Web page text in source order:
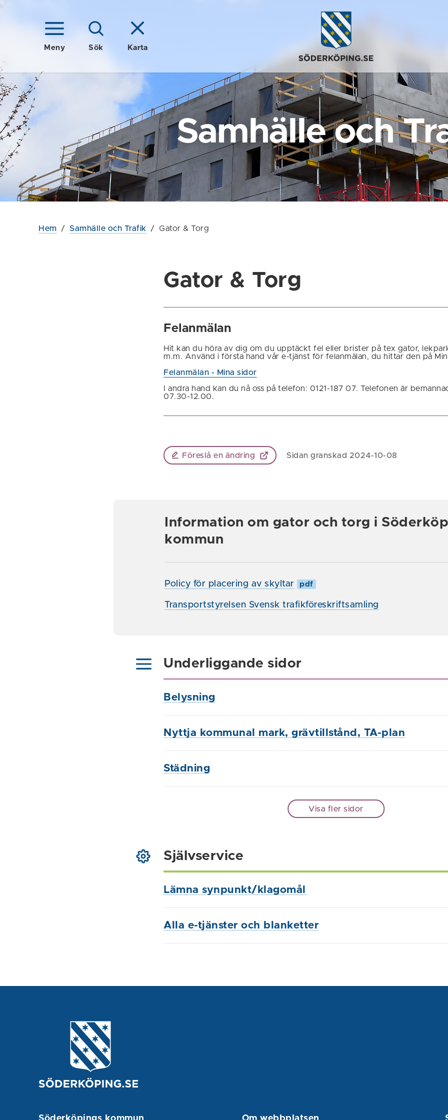
Meny Sök Karta
Samhälle och
Hem / Samhälle och Trafik / Gator & Torg
Gator & Torg
Felanmälan
Hit kan du höra av dig om du upptäckt fel eller brister på tex gator,
m.m. Använd i första hand vår e-tjänst för felanmälan, du hittar den på
Felanmälan - Mina sidor
I andra hand kan du nå oss på telefon: 0121-187 07. Telefonen är
07.30-12.00.
Föreslå en ändring Sidan granskad 2024-10-08
Information om gator och torg i
kommun
Policy för placering av skyltar pdf
Transportstyrelsen Svensk trafikföreskriftsamling
Underliggande sidor
Belysning
Nyttja kommunal mark, grävtillstånd, TA-plan
Städning
Visa fler sidor
Självservice
Lämna synpunkt/klagomål
Alla e-tjänster och blanketter